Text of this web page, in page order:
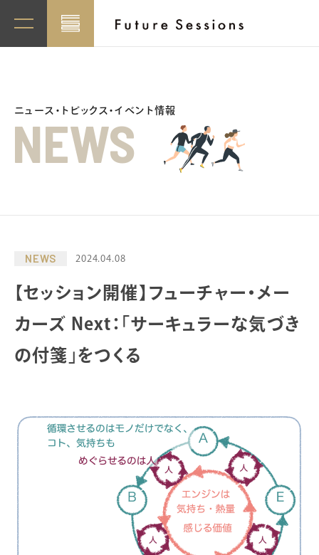
ニュース・トピックス・イベント情報
NEWS
NEWS 2024.04.08
【セッション開催】フューチャー・メー
カーズ Next：「サーキュラーな気づき
の付箋」をつくる